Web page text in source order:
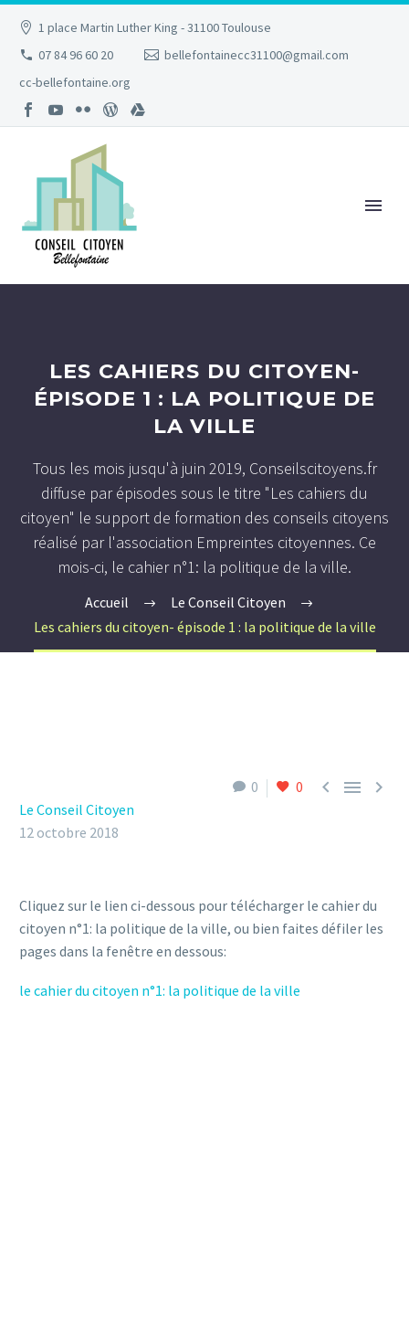
1 place Martin Luther King - 31100 Toulouse
07 84 96 60 20
bellefontainecc31100@gmail.com
cc-bellefontaine.org
LES CAHIERS DU CITOYEN-
ÉPISODE 1 : LA POLITIQUE DE
LA VILLE
Tous les mois jusqu'à juin 2019, Conseilscitoyens.fr
diffuse par épisodes sous le titre "Les cahiers du
citoyen" le support de formation des conseils citoyens
réalisé par l'association Empreintes citoyennes. Ce
mois-ci, le cahier n°1: la politique de la ville.
Accueil
Le Conseil Citoyen
Les cahiers du citoyen- épisode 1 : la politique de la ville
0 0   
Le Conseil Citoyen
12 octobre 2018
Cliquez sur le lien ci-dessous pour télécharger le cahier du
citoyen n°1: la politique de la ville, ou bien faites défiler les
pages dans la fenêtre en dessous:
le cahier du citoyen n°1: la politique de la ville